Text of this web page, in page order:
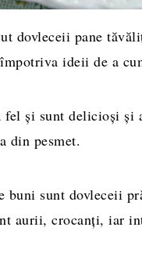
dovleceii pane
ideii de a
și sunt delicioși și
din pesmet.
buni sunt dovleceii
aurii, crocanți, iar